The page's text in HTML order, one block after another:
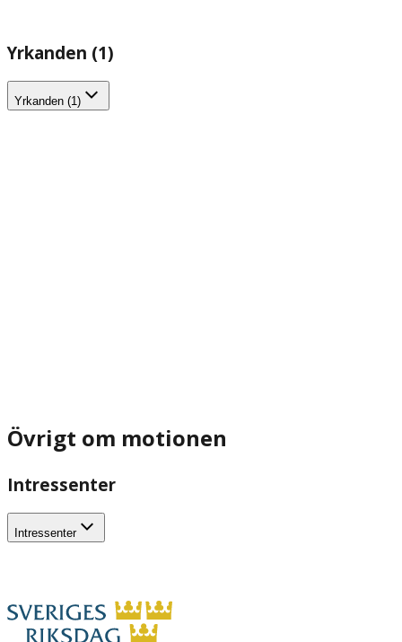
Yrkanden (1)
Yrkanden (1)
Övrigt om motionen
Intressenter
Intressenter